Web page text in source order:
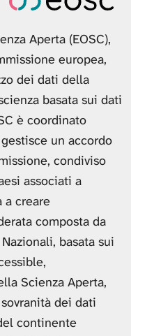
Aperta (EOSC),
europea,
dei dati della
basata sui dati
è coordinato
un accordo
condiviso
associati a
a creare
composta da
basata sui
Scienza Aperta,
dei dati
continente